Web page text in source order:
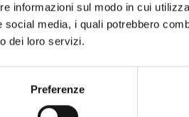
informazioni sul modo in cui
social media, i quali potrebbero
dei loro servizi.
Preferenze
Performance del Club
Cristian Petri (Nazionale
il tema della nutrizione.